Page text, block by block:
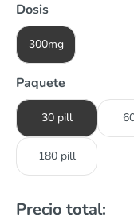
Dosis
300mg
Paquete
30 pill
180 pill
Precio total: